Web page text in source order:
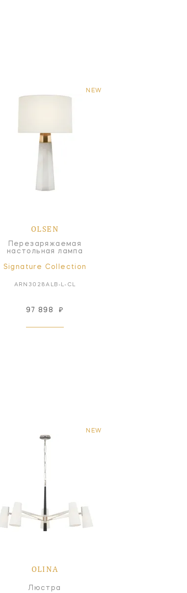
NEW
OLSEN
Перезаряжаемая
настольная лампа
Signature Collection
ARN3028ALB-L-CL
97 898 ₽
NEW
OLINA
Люстра